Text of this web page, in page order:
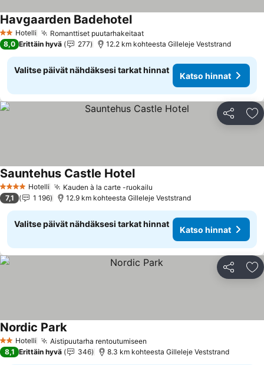
2 Tähtiluokitus
Hotelli Romanttiset puutarhakeitaat
Havgaarden Badehotel
8,0 Erittäin hyvä 277 12.2 km kohteesta Gilleleje Veststrand
Valitse päivät nähdäksesi tarkat hinnat
Katso hinnat
Jaa
4 Tähtiluokitus
Hotelli Kauden à la carte -ruokailu
Sauntehus Castle Hotel
7,1 1 196 12.9 km kohteesta Gilleleje Veststrand
Valitse päivät nähdäksesi tarkat hinnat
Katso hinnat
Jaa
2 Tähtiluokitus
Hotelli Aistipuutarha rentoutumiseen
Nordic Park
8,1 Erittäin hyvä 346 8.3 km kohteesta Gilleleje Veststrand